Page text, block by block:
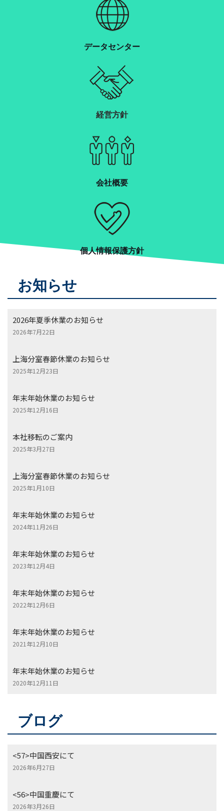
データセンター
経営方針
会社概要
個人情報保護方針
お知らせ
2026年夏季休業のお知らせ
2026年7月22日
上海分室春節休業のお知らせ
2025年12月23日
年末年始休業のお知らせ
2025年12月16日
本社移転のご案内
2025年3月27日
上海分室春節休業のお知らせ
2025年1月10日
年末年始休業のお知らせ
2024年11月26日
年末年始休業のお知らせ
2023年12月4日
年末年始休業のお知らせ
2022年12月6日
年末年始休業のお知らせ
2021年12月10日
年末年始休業のお知らせ
2020年12月11日
ブログ
<57>中国西安にて
2026年6月27日
<56>中国重慶にて
2026年3月26日